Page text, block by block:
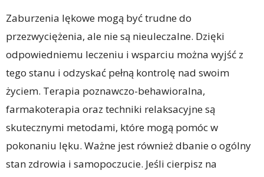
Zaburzenia lękowe mogą być trudne do
przezwyciężenia, ale nie są nieuleczalne. Dzięki
odpowiedniemu leczeniu i wsparciu można wyjść z
tego stanu i odzyskać pełną kontrolę nad swoim
życiem. Terapia poznawczo-behawioralna,
farmakoterapia oraz techniki relaksacyjne są
skutecznymi metodami, które mogą pomóc w
pokonaniu lęku. Ważne jest również dbanie o ogólny
stan zdrowia i samopoczucie. Jeśli cierpisz na